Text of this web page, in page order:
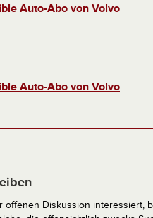
Auto-Abo von Volvo
Auto-Abo von Volvo
offenen Diskussion interessiert,